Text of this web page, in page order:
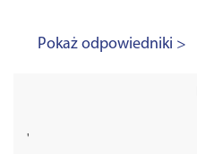
Pokaż odpowiedniki >
'